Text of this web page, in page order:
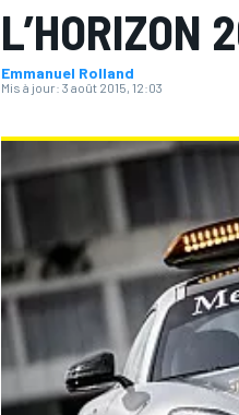
MOTOGP
L’HORIZON
Emmanuel Rolland
Mis à jour: 3 août 2015, 12:03